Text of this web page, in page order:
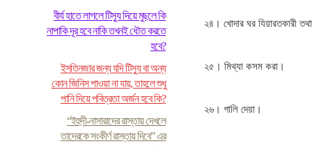
বীর্য হাতে লাগলে টিস্যু দিয়ে মুছলে কি
নাপাকি দূর হবে নাকি তখনই ধৌত করতে
হবে?
ইসতিনজার জন্য যদি টিস্যু বা অন্য
কোন জিনিস পাওয়া না যায়, তাহলে শুধু
পানি দিয়ে পবিত্রতা অর্জন হবে কি?
“ইহুদী-নাসারাদের রাস্তায় দেখলে
তাদেরকে সংকীর্ণ রাস্তায় দিবে” এর
২৪। খোদার ঘর যিয়ারতকারী
২৫। মিথ্যা কসম করা।
২৬। গালি দেয়া।